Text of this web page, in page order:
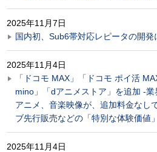
2025年11月7日
国内初、Sub6帯対応レピータの開
2025年11月4日
「ドコモ MAX」「ドコモ ポイ活
mino」「dアニメストア」を追加 -業
アニメ、音楽映像が、追加料金なし
ブ先行販売などの「特別な体験価値
2025年11月4日